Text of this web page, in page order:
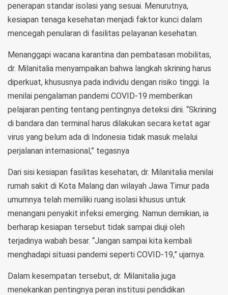
penerapan standar isolasi yang sesuai. Menurutnya,
kesiapan tenaga kesehatan menjadi faktor kunci dalam
mencegah penularan di fasilitas pelayanan kesehatan.
Menanggapi wacana karantina dan pembatasan mobilitas,
dr. Milanitalia menyampaikan bahwa langkah skrining harus
diperkuat, khususnya pada individu dengan risiko tinggi. Ia
menilai pengalaman pandemi COVID-19 memberikan
pelajaran penting tentang pentingnya deteksi dini. “Skrining
di bandara dan terminal harus dilakukan secara ketat agar
virus yang belum ada di Indonesia tidak masuk melalui
perjalanan internasional,” tegasnya
Dari sisi kesiapan fasilitas kesehatan, dr. Milanitalia menilai
rumah sakit di Kota Malang dan wilayah Jawa Timur pada
umumnya telah memiliki ruang isolasi khusus untuk
menangani penyakit infeksi emerging. Namun demikian, ia
berharap kesiapan tersebut tidak sampai diuji oleh
terjadinya wabah besar. “Jangan sampai kita kembali
menghadapi situasi pandemi seperti COVID-19,” ujarnya.
Dalam kesempatan tersebut, dr. Milanitalia juga
menekankan pentingnya peran institusi pendidikan